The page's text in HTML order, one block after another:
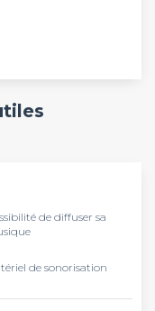
de diffuser sa
de sonorisation